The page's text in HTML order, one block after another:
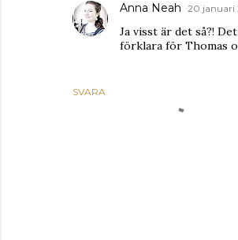
SVARA
Anna Neah 20 januari
Ja visst är det så?!
förklara för Thomas